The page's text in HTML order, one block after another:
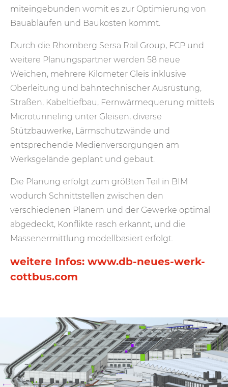
miteingebunden womit es zur Optimierung von
Bauabläufen und Baukosten kommt.
Durch die Rhomberg Sersa Rail Group, FCP und
weitere Planungspartner werden 58 neue
Weichen, mehrere Kilometer Gleis inklusive
Oberleitung und bahntechnischer Ausrüstung,
Straßen, Kabeltiefbau, Fernwärmequerung mittels
Microtunneling unter Gleisen, diverse
Stützbauwerke, Lärmschutzwände und
entsprechende Medienversorgungen am
Werksgelände geplant und gebaut.
Die Planung erfolgt zum größten Teil in BIM
wodurch Schnittstellen zwischen den
verschiedenen Planern und der Gewerke optimal
abgedeckt, Konflikte rasch erkannt, und die
Massenermittlung modellbasiert erfolgt.
weitere Infos: www.db-neues-werk-
cottbus.com